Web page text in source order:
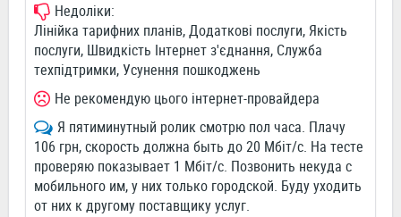
Недоліки:
Лінійка тарифних планів, Додаткові послуги, Якість
послуги, Швидкість Інтернет з'єднання, Служба
техпідтримки, Усунення пошкоджень
Не рекомендую цього інтернет-провайдера
Я пятиминутный ролик смотрю пол часа. Плачу
106 грн, скорость должна быть до 20 Мбіт/с. На тесте
проверяю показывает 1 Мбіт/с. Позвонить некуда с
мобильного им, у них только городской. Буду уходить
от них к другому поставщику услуг.